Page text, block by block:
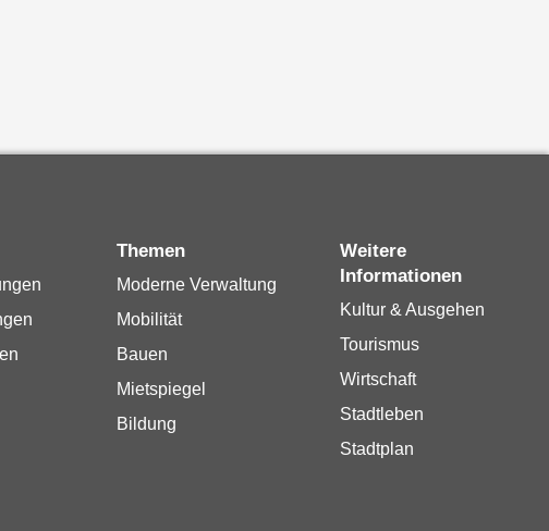
Themen
Moderne Verwaltung
Mobilität
Bauen
Mietspiegel
Bildung
Weitere
Informationen
Kultur & Ausgehen
Tourismus
Wirtschaft
Stadtleben
Stadtplan